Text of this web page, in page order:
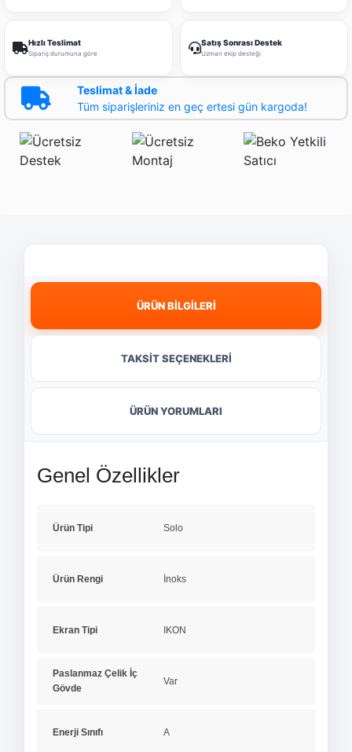
Hızlı Teslimat
Sipariş durumuna göre
Satış Sonrası Destek
Uzman ekip desteği
Teslimat & İade
Tüm siparişleriniz en geç ertesi gün kargoda!
ÜRÜN BİLGİLERİ
TAKSİT SEÇENEKLERİ
ÜRÜN YORUMLARI
Genel Özellikler
Ürün Tipi Solo
Ürün Rengi İnoks
Ekran Tipi IKON
Paslanmaz Çelik İç
Gövde
Var
Enerji Sınıfı A